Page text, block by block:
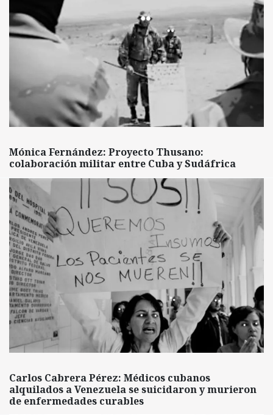
Mónica Fernández: Proyecto Thusano:
colaboración militar entre Cuba y Sudáfrica
Carlos Cabrera Pérez: Médicos cubanos
alquilados a Venezuela se suicidaron y murieron
de enfermedades curables